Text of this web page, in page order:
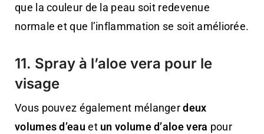
que la couleur de la peau soit redevenue
normale et que l’inflammation se soit améliorée.
11. Spray à l’aloe vera pour le
visage
Vous pouvez également mélangerdeux
volumes d’eau et un volume d’aloe vera pour